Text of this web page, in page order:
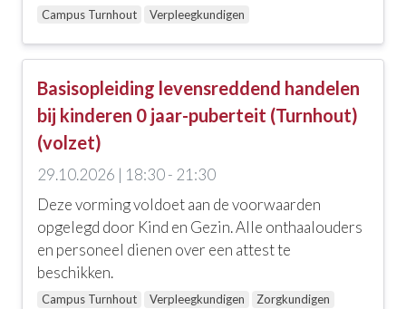
Campus Turnhout Verpleegkundigen
Basisopleiding levensreddend handelen
bij kinderen 0 jaar-puberteit (Turnhout)
(volzet)
29.10.2026 | 18:30 - 21:30
Deze vorming voldoet aan de voorwaarden
opgelegd door Kind en Gezin. Alle onthaalouders
en personeel dienen over een attest te
beschikken.
Campus Turnhout Verpleegkundigen
Zorgkundigen